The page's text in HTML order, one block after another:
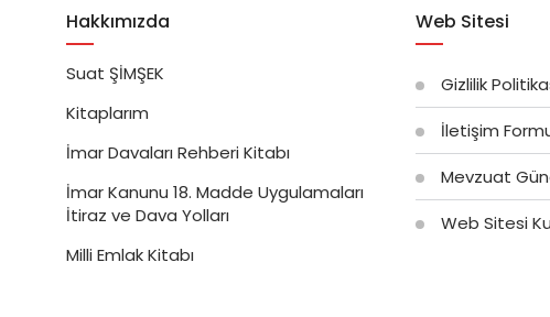
Hakkımızda
Suat ŞİMŞEK
Kitaplarım
İmar Davaları Rehberi Kitabı
İmar Kanunu 18. Madde Uygulamaları
İtiraz ve Dava Yolları
Milli Emlak Kitabı
Web Sitesi
Gizlilik
İletişim
Mevzuat
Web Sitesi